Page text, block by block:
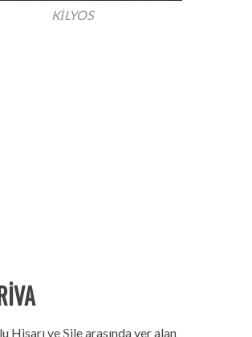
KİLYOS
Hisarı ve Şile arasında yer alan